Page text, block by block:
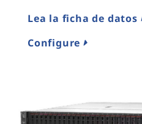
Lea la ficha de datos
Configure